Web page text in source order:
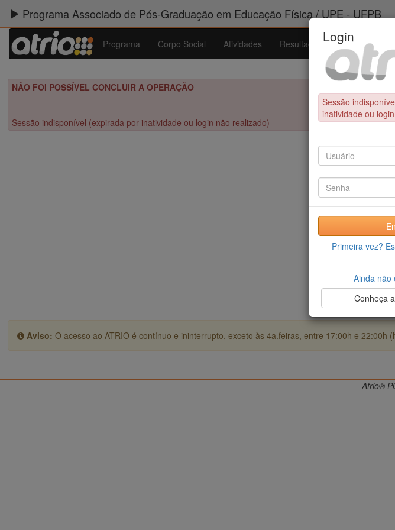
Programa Associado de Pós-Graduação em Educação Física / UPE - UFPB
Programa Corpo Social Atividades Resultados Admissão
NÃO FOI POSSÍVEL CONCLUIR A OPERAÇÃO
Sessão indisponível (expirada por inatividade ou login não realizado)
Aviso: O acesso ao ATRIO é contínuo e ininterrupto, exceto às 4a.feiras, entre 17:00h e 22:00h
Login
Sessão
inatividade ou
Primeira vez?
Ainda não
Conheça
Atrio®